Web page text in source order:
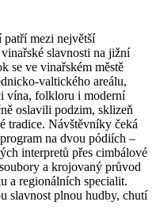
mezi největší
slavnosti na jižní
se ve vinařském městě
valtického areálu,
vína, folkloru i moderní
oslavili podzim, sklizeň
tradice. Návštěvníky čeká
na dvou pódiích –
interpretů přes cimbálové
a krojovaný průvod
a regionálních specialit.
slavnost plnou hudby, chutí